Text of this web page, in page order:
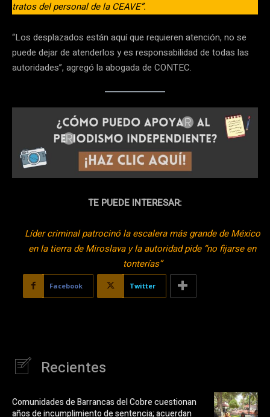
tratos del personal de la CEAVE”.
“Los desplazados están aquí que requieren atención, no se
puede dejar de atenderlos y es responsabilidad de todas las
autoridades”, agregó la abogada de CONTEC.
TE PUEDE INTERESAR:
Líder criminal patrocinó la escalera más grande de México
en la tierra de Miroslava y la autoridad pide “no fijarse en
tonterías”
Facebook Twitter
Recientes
Comunidades de Barrancas del Cobre cuestionan
años de incumplimiento de sentencia; acuerdan